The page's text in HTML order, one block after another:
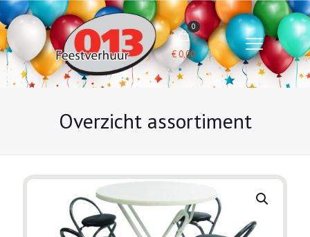
0
€0,00
Overzicht assortiment